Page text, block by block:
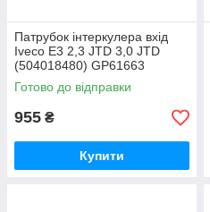
Патрубок інтеркулера вхід
Iveco E3 2,3 JTD 3,0 JTD
(504018480) GP61663
Готово до відправки
955 ₴
Купити